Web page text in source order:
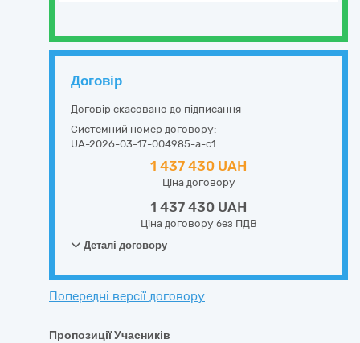
Договір
Договір скасовано до підписання
Системний номер договору:
UA-2026-03-17-004985-a-c1
1 437 430 UAH
Ціна договору
1 437 430 UAH
Ціна договору без ПДВ
Деталі договору
Попередні версії договору
Пропозиції Учасників